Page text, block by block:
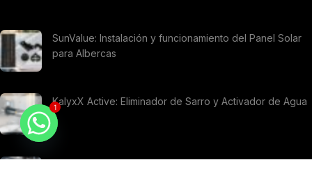
SunValue: Instalación y funcionamiento del Panel Solar
para Albercas
KalyxX Active: Eliminador de Sarro y Activador de Agua
1